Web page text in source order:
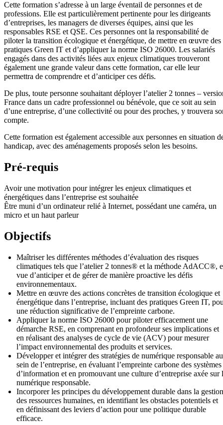
Cette formation s’adresse à un large éventail de personnes et de
professions. Elle est particulièrement pertinente pour les dirigeants
d’entreprises, les managers de diverses équipes, ainsi que les
responsables RSE et QSE. Ces personnes ont la responsabilité de
piloter la transition écologique et énergétique, de mettre en œuvre des
pratiques Green IT et d’appliquer la norme ISO 26000. Les salariés
engagés dans des activités liées aux enjeux climatiques trouveront
également une grande valeur dans cette formation, car elle leur
permettra de comprendre et d’anticiper ces défis.
De plus, toute personne souhaitant déployer l’atelier 2 tonnes –
France dans un cadre professionnel ou bénévole, que ce soit au sein
d’une entreprise, d’une collectivité ou pour des proches, y trouvera
compte.
Cette formation est également accessible aux personnes en situation
handicap, avec des aménagements proposés selon les besoins.
Pré-requis
Avoir une motivation pour intégrer les enjeux climatiques et
énergétiques dans l’entreprise est souhaitée
Être muni d’un ordinateur relié à Internet, possédant une caméra, un
micro et un haut parleur
Objectifs
Maîtriser les différentes méthodes d’évaluation des risques
climatiques tels que l’atelier 2 tonnes® et la méthode AdACC®,
vue d’anticiper et de gérer de manière proactive les défis
environnementaux.
Mettre en œuvre des actions concrètes de transition écologique et
énergétique dans l’entreprise, incluant des pratiques Green IT,
une réduction significative de l’empreinte carbone.
Appliquer la norme ISO 26000 pour piloter efficacement une
démarche RSE, en comprenant en profondeur ses implications et
en réalisant des analyses de cycle de vie (ACV) pour mesurer
l’impact environnemental des produits et services.
Développer et intégrer des stratégies de numérique responsable au
sein de l’entreprise, en évaluant l’empreinte carbone des systèmes
d’information et en promouvant une culture d’entreprise axée sur
numérique responsable.
Incorporer les principes du développement durable dans la gestion
des ressources humaines, en identifiant les obstacles potentiels et
en définissant des leviers d’action pour une politique durable
efficace.